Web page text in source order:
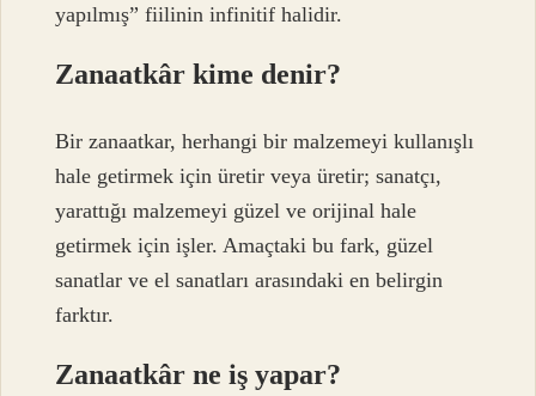
yapılmış” fiilinin infinitif halidir.
Zanaatkâr kime denir?
Bir zanaatkar, herhangi bir malzemeyi kullanışlı
hale getirmek için üretir veya üretir; sanatçı,
yarattığı malzemeyi güzel ve orijinal hale
getirmek için işler. Amaçtaki bu fark, güzel
sanatlar ve el sanatları arasındaki en belirgin
farktır.
Zanaatkâr ne iş yapar?